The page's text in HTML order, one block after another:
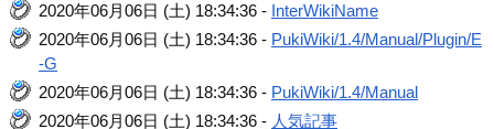
2020年06月06日 (土) 18:34:36 - InterWikiName
2020年06月06日 (土) 18:34:36 - PukiWiki/1.4/Manual/Plugin/E
-G
2020年06月06日 (土) 18:34:36 - PukiWiki/1.4/Manual
2020年06月06日 (土) 18:34:36 - 人気記事